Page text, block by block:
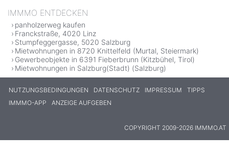
IMMMO ENTDECKEN
panholzerweg kaufen
Franckstraße, 4020 Linz
Stumpfeggergasse, 5020 Salzburg
Mietwohnungen in 8720 Knittelfeld (Murtal, Steiermark)
Gewerbeobjekte in 6391 Fieberbrunn (Kitzbühel, Tirol)
Mietwohnungen in Salzburg(Stadt) (Salzburg)
NUTZUNGSBEDINGUNGEN DATENSCHUTZ IMPRESSUM
TIPPS
IMMMO-APP
ANZEIGE AUFGEBEN
COPYRIGHT 2009-2026 IMMMO.AT